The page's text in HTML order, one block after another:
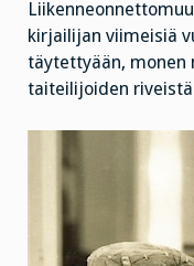
kirjailijan viimeisiä
täytettyään, monen
taiteilijoiden